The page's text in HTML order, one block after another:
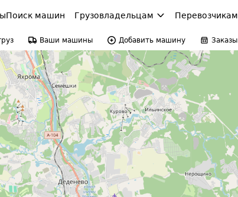
Поиск машин Грузовладельцам Перевозчикам
Ваши машины Добавить машину Заказы